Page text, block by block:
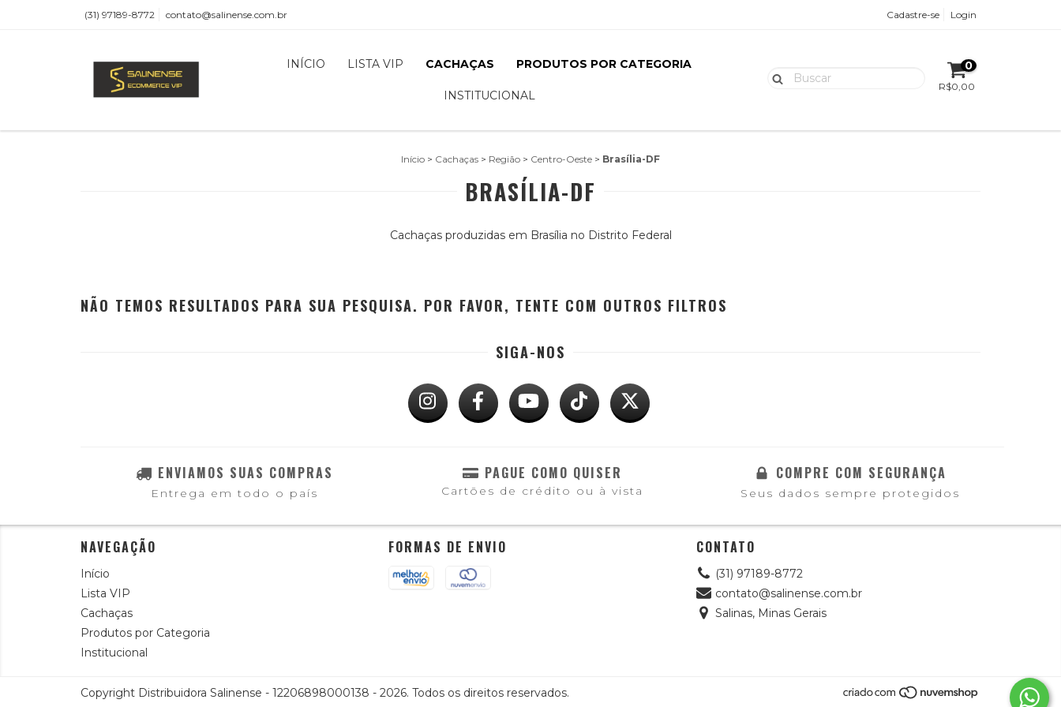
(31) 97189-8772 contato@salinense.com.br Cadastre-se Login
INÍCIO LISTA VIP CACHAÇAS PRODUTOS POR CATEGORIA
INSTITUCIONAL
0
R$0,00
Início > Cachaças > Região > Centro-Oeste > Brasília-DF
BRASÍLIA-DF
Cachaças produzidas em Brasília no Distrito Federal
NÃO TEMOS RESULTADOS PARA SUA PESQUISA. POR FAVOR, TENTE COM OUTROS FILTROS
SIGA-NOS
ENVIAMOS SUAS COMPRAS
Entrega em todo o país
PAGUE COMO QUISER
Cartões de crédito ou à vista
COMPRE COM SEGURANÇA
Seus dados sempre protegidos
NAVEGAÇÃO
Início
Lista VIP
Cachaças
Produtos por Categoria
Institucional
FORMAS DE ENVIO CONTATO
(31) 97189-8772
contato@salinense.com.br
Salinas, Minas Gerais
Copyright Distribuidora Salinense - 12206898000138 - 2026. Todos os direitos reservados.